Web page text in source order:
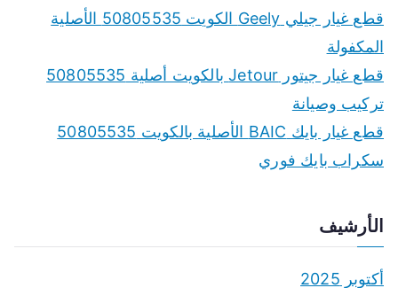
قطع غيار جيلي Geely الكويت 50805535 الأصلية
المكفولة
قطع غيار جيتور Jetour بالكويت أصلية 50805535
تركيب وصيانة
قطع غيار بايك BAIC الأصلية بالكويت 50805535
سكراب بايك فوري
الأرشيف
أكتوبر 2025